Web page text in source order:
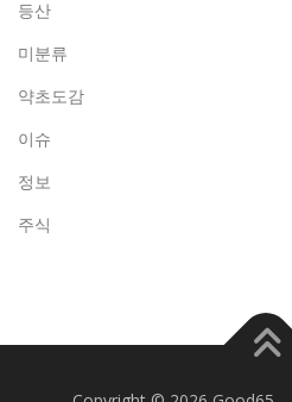
등산
미분류
약초도감
이슈
정보
주식